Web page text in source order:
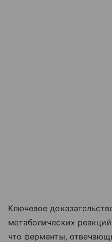
Ключевое
метаболических
что ферменты,